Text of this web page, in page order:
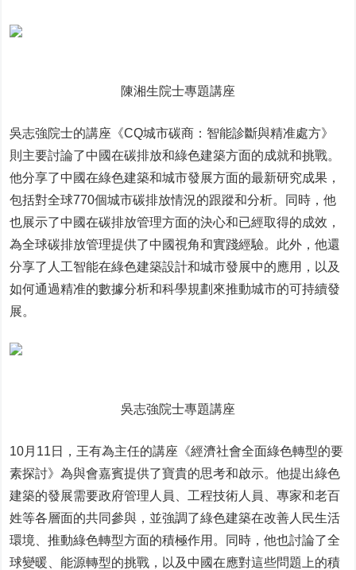
陳湘生院士專題講座
吳志強院士的講座《CQ城市碳商：智能診斷與精准處方》
則主要討論了中國在碳排放和綠色建築方面的成就和挑戰。
他分享了中國在綠色建築和城市發展方面的最新研究成果，
包括對全球770個城市碳排放情況的跟蹤和分析。同時，他
也展示了中國在碳排放管理方面的決心和已經取得的成效，
為全球碳排放管理提供了中國視角和實踐經驗。此外，他還
分享了人工智能在綠色建築設計和城市發展中的應用，以及
如何通過精准的數據分析和科學規劃來推動城市的可持續發
展。
吳志強院士專題講座
10月11日，王有為主任的講座《經濟社會全面綠色轉型的要
素探討》為與會嘉賓提供了寶貴的思考和啟示。他提出綠色
建築的發展需要政府管理人員、工程技術人員、專家和老百
姓等各層面的共同參與，並強調了綠色建築在改善人民生活
環境、推動綠色轉型方面的積極作用。同時，他也討論了全
球變暖、能源轉型的挑戰，以及中國在應對這些問題上的積